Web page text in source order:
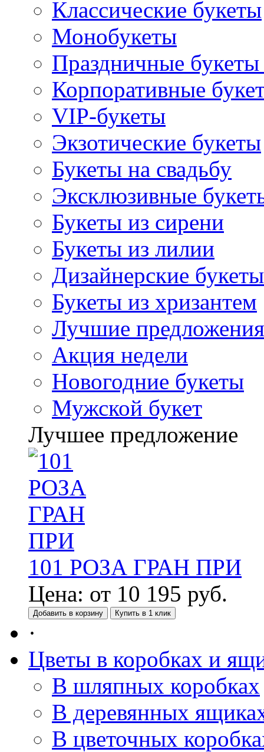
Классические букеты
Монобукеты
Праздничные букеты
Корпоративные
VIP-букеты
Экзотические букеты
Букеты на свадьбу
Эксклюзивные
Букеты из сирени
Букеты из лилии
Дизайнерские
Букеты из хризантем
Лучшие предложения
Акция недели
Новогодние букеты
Мужской букет
Лучшее предложение
101 РОЗА ГРАН ПРИ
Цена: от 10 195 руб.
Добавить в корзину Купить в 1 клик
·
Цветы в коробках и
В шляпных коробках
В деревянных
В цветочных